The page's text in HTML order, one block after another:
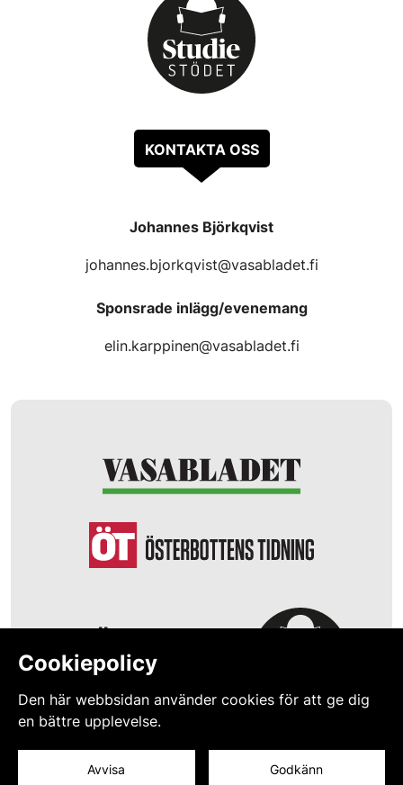
Cookiepolicy
Den här webbsidan använder cookies för att ge dig
en bättre upplevelse.
Avvisa Godkänn
KONTAKTA OSS
Johannes Björkqvist
johannes.bjorkqvist@vasabladet.fi
Sponsrade inlägg/evenemang
elin.karppinen@vasabladet.fi